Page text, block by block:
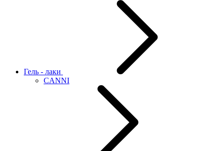
Гель - лаки
CANNI